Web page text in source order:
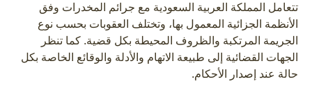
تتعامل المملكة العربية السعودية مع جرائم المخدرات وفق
الأنظمة الجزائية المعمول بها، وتختلف العقوبات بحسب نوع
الجريمة المرتكبة والظروف المحيطة بكل قضية. كما تنظر
الجهات القضائية إلى طبيعة الاتهام والأدلة والوقائع الخاصة بكل
حالة عند إصدار الأحكام.